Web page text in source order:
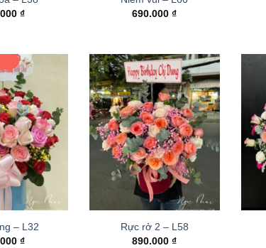
₫
690.000₫
– L32
₫
Rực rở 2 – L58
890.000₫